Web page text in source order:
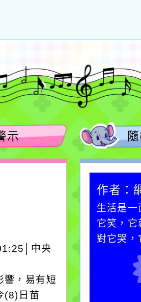
示
中央
響，易有短
(8)日苗
網路小語
想的路途中，
作者：
生活是一
它笑，它
對它哭，